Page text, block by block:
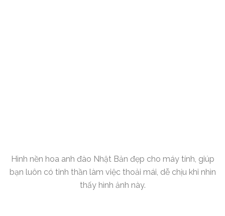
Hình nền hoa anh đào Nhật Bản đẹp cho máy tính, giúp
bạn luôn có tinh thần làm việc thoải mái, dễ chịu khi nhìn
thấy hình ảnh này.